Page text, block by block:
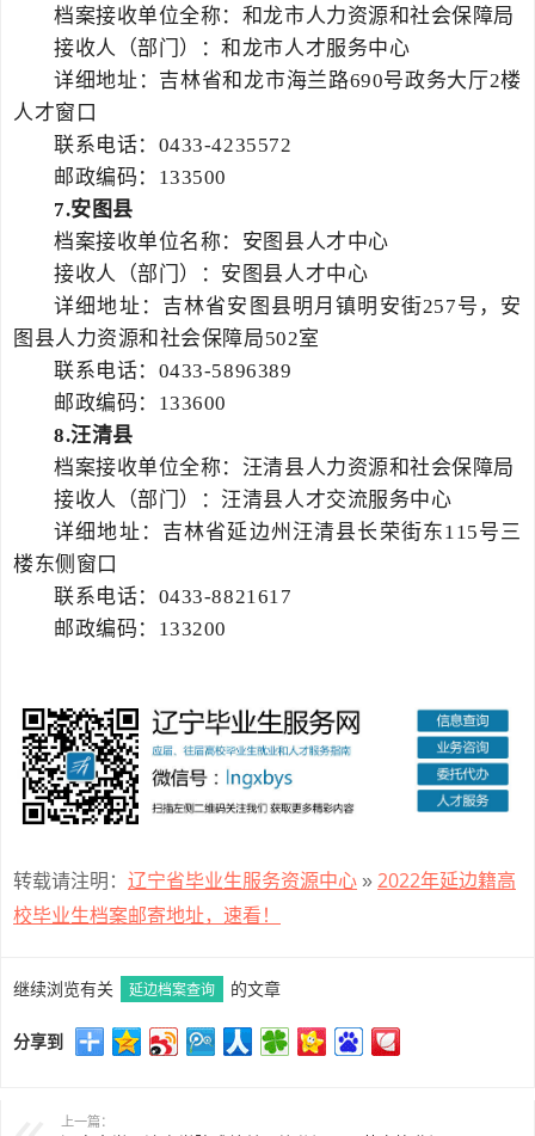
档案接收单位全称：和龙市人力资源和社会保障局
接收人（部门）：和龙市人才服务中心
详细地址：吉林省和龙市海兰路690号政务大厅2楼
人才窗口
联系电话：0433-4235572
邮政编码：133500
7.安图县
档案接收单位名称：安图县人才中心
接收人（部门）：安图县人才中心
详细地址：吉林省安图县明月镇明安街257号，安
图县人力资源和社会保障局502室
联系电话：0433-5896389
邮政编码：133600
8.汪清县
档案接收单位全称：汪清县人力资源和社会保障局
接收人（部门）：汪清县人才交流服务中心
详细地址：吉林省延边州汪清县长荣街东115号三
楼东侧窗口
联系电话：0433-8821617
邮政编码：133200
转载请注明： 辽宁省毕业生服务资源中心 » 2022年延边籍高
校毕业生档案邮寄地址，速看！
继续浏览有关 延边档案查询 的文章
分享到
上一篇：